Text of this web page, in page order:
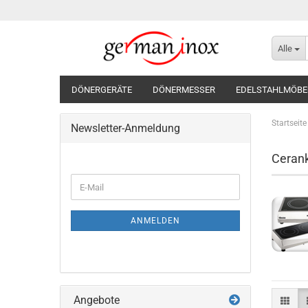
Alle
DÖNERGERÄTE DÖNERMESSER
Startseite
Newsletter-Anmeldung
ZUR
E-
Mail
ANMELDEN
Angebote